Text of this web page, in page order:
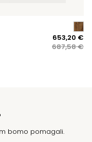
687,58€
653,20 €
bomo pomagali.